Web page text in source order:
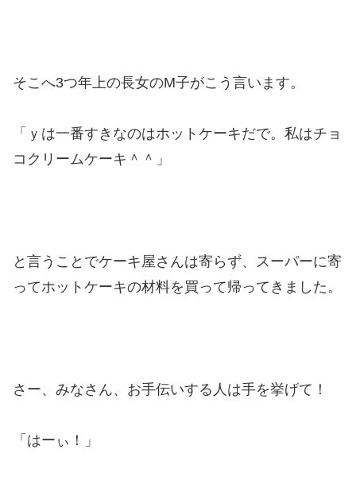
そこへ3つ年上の長女のM子がこう言います。
「ｙは一番すきなのはホットケーキだで。私はチョ
コクリームケーキ＾＾」
と言うことでケーキ屋さんは寄らず、スーパーに寄
ってホットケーキの材料を買って帰ってきました。
さー、みなさん、お手伝いする人は手を挙げて！
「はーぃ！」